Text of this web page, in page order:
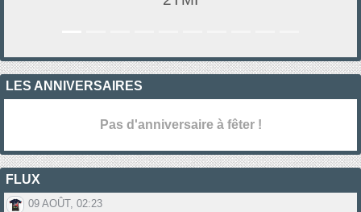
LES ANNIVERSAIRES
Pas d'anniversaire à fêter !
FLUX
09 AOÛT, 02:23